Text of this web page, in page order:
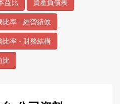
益比 資產負債表
比率 - 經營績效
比率 - 財務結構
比